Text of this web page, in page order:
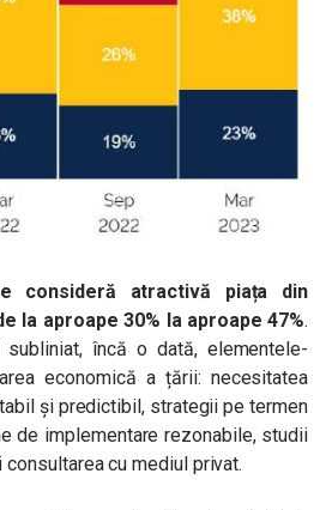
consideră atractivă piața din
la aproape 30% la aproape 47%.
încă o dată, elementele-
economică a țării: necesitatea
și predictibil, strategii pe termen
de implementare rezonabile, studii
cu mediul privat.